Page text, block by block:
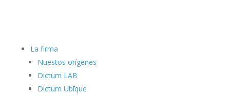
La firma
Nuestos orígenes
Dictum LAB
Dictum Ubīque